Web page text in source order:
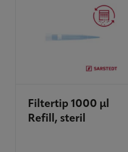
Filtertip 1000 µl
Refill, steril